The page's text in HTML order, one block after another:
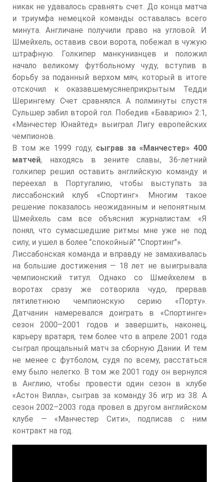
никак не удавалось сравнять счет. До конца матча
и триумфа немецкой команды оставалась всего
минута. Англичане получили право на угловой. И
Шмейхель, оставив свои ворота, побежал в чужую
штрафную. Голкипер манкунианцев и положил
начало великому футбольному чуду, вступив в
борьбу за поданный верхом мяч, который в итоге
отскочил к оказавшемусянеприкрытым Тедди
Шерингему. Счет сравнялся. А полминуты спустя
Сульшер забил второй гол. Победив «Баварию» 2:1,
«Манчестер Юнайтед» выиграл Лигу европейских
чемпионов.
В том же 1999 году, сыграв за «Манчестер» 400
матчей, находясь в зените славы, 36-летний
голкипер решил оставить английскую команду и
переехал в Португалию, чтобы выступать за
лиссабонский клуб «Спортинг». Многим такое
решение показалось неожиданным и непонятным.
Шмейхель сам все объяснил журналистам: «Я
понял, что сумасшедшие ритмы мне уже не под
силу, и ушел в более "спокойный" "Спортинг"».
Лиссабонская команда и вправду не замахивалась
на большие достижения — 18 лет не выигрывала
чемпионский титул. Однако со Шмейхелем в
воротах сразу же сотворила чудо, прервав
пятилетнюю чемпионскую серию «Порту».
Датчанин намеревался доиграть в «Спортинге»
сезон 2000–2001 годов и завершить, наконец,
карьеру вратаря, тем более что в апреле 2001 года
сыграл прощальный матч за сборную Дании. И тем
не менее с футболом, судя по всему, расстаться
ему было нелегко. В том же 2001 году он вернулся
в Англию, чтобы провести один сезон в клубе
«Астон Вилла», сыграв за команду 36 игр из 38. А
сезон 2002–2003 года провел в другом английском
клубе — «Манчестер Сити», подписав с ним
контракт на год.